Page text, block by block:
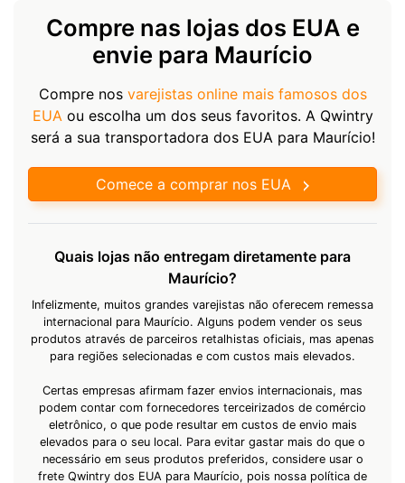
Compre nas lojas dos EUA e
envie para Maurício
Compre nos varejistas online mais famosos dos
EUAou escolha um dos seus favoritos. A Qwintry
será a sua transportadora dos EUA para Maurício!
Comece a comprar nos EUA
Quais lojas não entregam diretamente para
Maurício?
Infelizmente, muitos grandes varejistas não oferecem remessa
internacional para Maurício. Alguns podem vender os seus
produtos através de parceiros retalhistas oficiais, mas apenas
para regiões selecionadas e com custos mais elevados.
Certas empresas afirmam fazer envios internacionais, mas
podem contar com fornecedores terceirizados de comércio
eletrônico, o que pode resultar em custos de envio mais
elevados para o seu local. Para evitar gastar mais do que o
necessário em seus produtos preferidos, considere usar o
frete Qwintry dos EUA para Maurício, pois nossa política de